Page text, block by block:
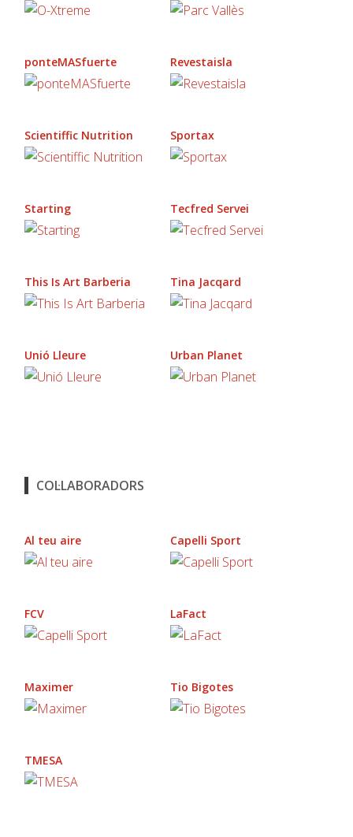
ponteMASfuerte Revestaisla
Scientiffic Nutrition Sportax
Starting Tecfred Servei
This Is Art Barberia Tina Jacqard
Unió Lleure Urban Planet
COL·LABORADORS
Al teu aire Capelli Sport
FCV LaFact
Maximer Tio Bigotes
TMESA